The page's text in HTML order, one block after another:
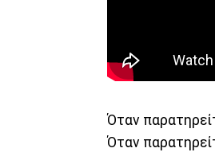
Όταν
Όταν